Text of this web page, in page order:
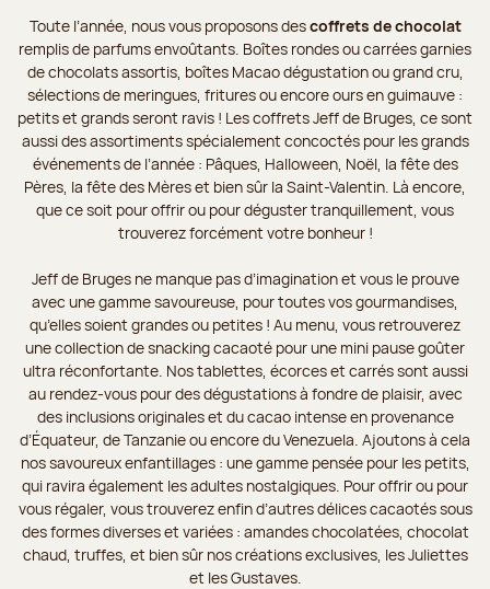
Toute l’année, nous vous proposons descoffrets de chocolat
remplis de parfums envoûtants. Boîtes rondes ou carrées garnies
de chocolats assortis, boîtes Macao dégustation ou grand cru,
sélections de meringues, fritures ou encore ours en guimauve :
petits et grands seront ravis ! Les coffrets Jeff de Bruges, ce sont
aussi des assortiments spécialement concoctés pour les grands
événements de l’année : Pâques, Halloween, Noël, la fête des
Pères, la fête des Mères et bien sûr la Saint-Valentin. Là encore,
que ce soit pour offrir ou pour déguster tranquillement, vous
trouverez forcément votre bonheur !
Jeff de Bruges ne manque pas d’imagination et vous le prouve
avec une gamme savoureuse, pour toutes vos gourmandises,
qu’elles soient grandes ou petites ! Au menu, vous retrouverez
une collection de snacking cacaoté pour une mini pause goûter
ultra réconfortante. Nos tablettes, écorces et carrés sont aussi
au rendez-vous pour des dégustations à fondre de plaisir, avec
des inclusions originales et du cacao intense en provenance
d’Équateur, de Tanzanie ou encore du Venezuela. Ajoutons à cela
nos savoureux enfantillages : une gamme pensée pour les petits,
qui ravira également les adultes nostalgiques. Pour offrir ou pour
vous régaler, vous trouverez enfin d’autres délices cacaotés sous
des formes diverses et variées : amandes chocolatées, chocolat
chaud, truffes, et bien sûr nos créations exclusives, les Juliettes
et les Gustaves.